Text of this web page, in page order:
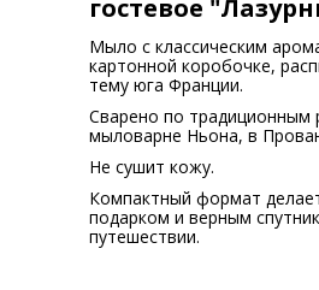
гостевое
Мыло с классическим
картонной коробочке,
тему юга Франции.
Сварено по традиционным
мыловарне Ньона, в
Не сушит кожу.
Компактный формат
подарком и верным
путешествии.